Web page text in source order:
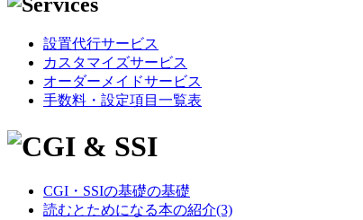
設置代行サービス
カスタマイズサービス
オーダーメイドサービス
手数料・設定項目一覧表
CGI・SSIの基礎の基礎
読むとためになる本の紹介(3)